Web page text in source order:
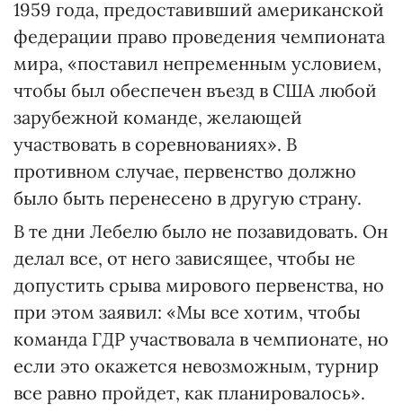
1959 года, предоставивший американской
федерации право проведения чемпионата
мира, «поставил непременным условием,
чтобы был обеспечен въезд в США любой
зарубежной команде, желающей
участвовать в соревнованиях». В
противном случае, первенство должно
было быть перенесено в другую страну.
В те дни Лебелю было не позавидовать. Он
делал все, от него зависящее, чтобы не
допустить срыва мирового первенства, но
при этом заявил: «Мы все хотим, чтобы
команда ГДР участвовала в чемпионате, но
если это окажется невозможным, турнир
все равно пройдет, как планировалось».